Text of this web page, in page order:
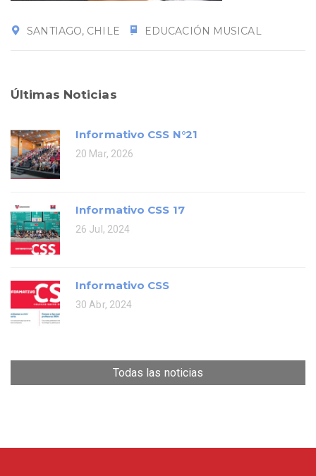
SANTIAGO, CHILE EDUCACIÓN MUSICAL
Últimas Noticias
Informativo CSS N°21
20 Mar, 2026
Informativo CSS 17
26 Jul, 2024
Informativo CSS
30 Abr, 2024
Todas las noticias